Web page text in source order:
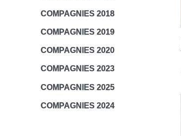
COMPAGNIES 2018
COMPAGNIES 2019
COMPAGNIES 2020
COMPAGNIES 2023
COMPAGNIES 2025
COMPAGNIES 2024